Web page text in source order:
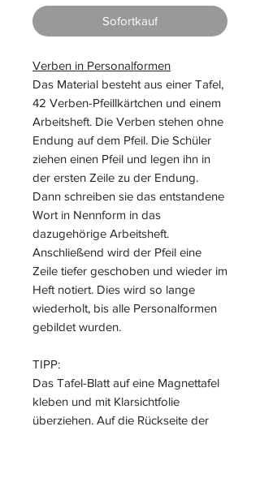
Sofortkauf
Verben in Personalformen
Das Material besteht aus einer Tafel,
42 Verben-Pfeillkärtchen und einem
Arbeitsheft. Die Verben stehen ohne
Endung auf dem Pfeil. Die Schüler
ziehen einen Pfeil und legen ihn in
der ersten Zeile zu der Endung.
Dann schreiben sie das entstandene
Wort in Nennform in das
dazugehörige Arbeitsheft.
Anschließend wird der Pfeil eine
Zeile tiefer geschoben und wieder im
Heft notiert. Dies wird so lange
wiederholt, bis alle Personalformen
gebildet wurden.
TIPP:
Das Tafel-Blatt auf eine Magnettafel
kleben und mit Klarsichtfolie
überziehen. Auf die Rückseite der